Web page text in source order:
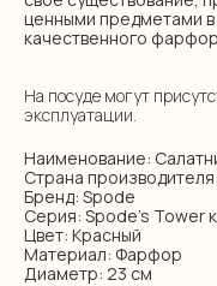
ценными предметами
качественного
На посуде могут
эксплуатации.
Наименование:
Страна
Бренд: Spode
Серия: Spode's Tower
Цвет: Красный
Материал: Фарфор
Диаметр: 23 см